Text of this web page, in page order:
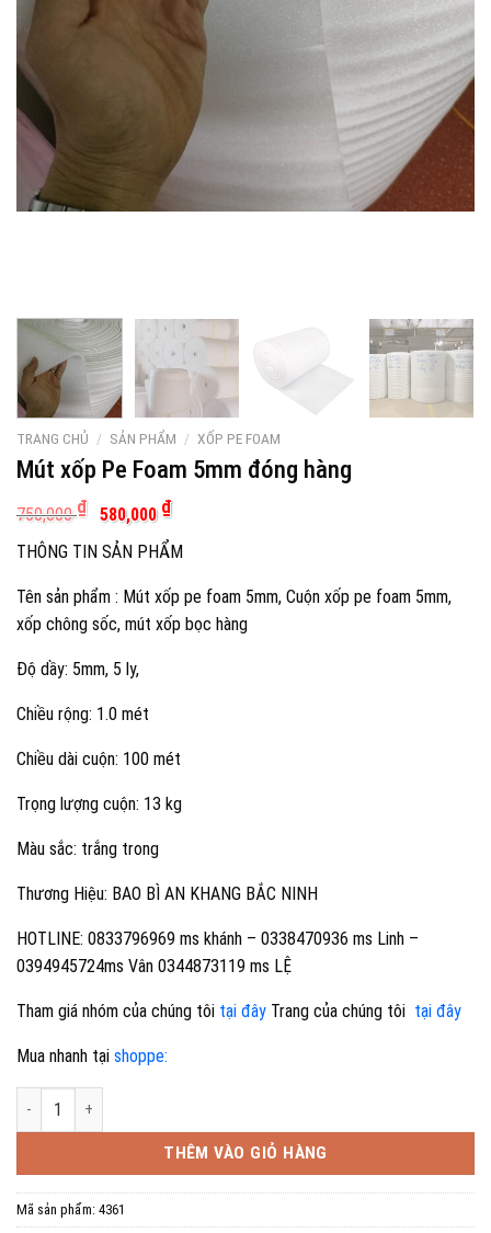
TRANG CHỦ / SẢN PHẨM / XỐP PE FOAM
Mút xốp Pe Foam 5mm đóng hàng
750,000₫
Giá
gốc
là:
750,000 ₫.
580,000 ₫Giá
hiện
tại
là:
THÔNG TIN SẢN PHẨM
Tên sản phẩm : Mút xốp pe foam 5mm, Cuộn xốp pe foam 5mm,
xốp chông sốc, mút xốp bọc hàng
Độ dầy: 5mm, 5 ly,
Chiều rộng: 1.0 mét
Chiều dài cuộn: 100 mét
Trọng lượng cuộn: 13 kg
Màu sắc: trắng trong
Thương Hiệu: BAO BÌ AN KHANG BẮC NINH
HOTLINE: 0833796969 ms khánh – 0338470936 ms Linh –
0394945724ms Vân 0344873119 ms LỆ
Tham giá nhóm của chúng tôi tại đây Trang của chúng tôi tại đây
Mua nhanh tại shoppe:
Mút xốp Pe Foam 5mm đóng hàng số lượng
THÊM VÀO GIỎ HÀNG
Mã sản phẩm: 4361